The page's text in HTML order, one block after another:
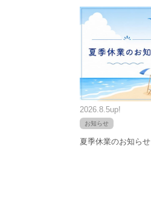
2026.8.5up!
お知らせ
夏季休業のお知らせ